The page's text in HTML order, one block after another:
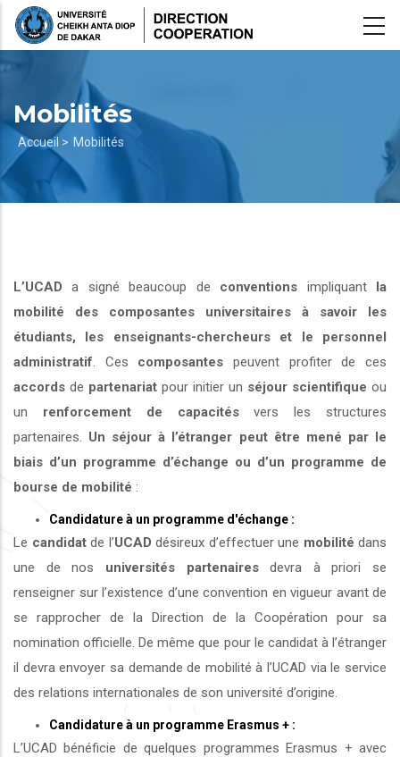
Aller
Mobilités
Fil
d'Ariane
Accueil > Mobilités
L’UCAD a signé beaucoup de conventions impliquant la
mobilité des composantes universitaires à savoir les
étudiants, les enseignants-chercheurs et le personnel
administratif . Ces composantes peuvent profiter de ces
accords de partenariat pour initier un séjour scientifique ou
un renforcement de capacitésvers les structures
partenaires. Un séjour à l’étranger peut être mené par le
biais d’un programme d’échange ou d’un programme de
bourse de mobilité :
Candidature à un programme d'échange :
Le candidatde l’UCAD désireux d’effectuer une mobilité dans
une de nos universités partenairesdevra à priori se
renseigner sur l’existence d’une convention en vigueur avant de
se rapprocher de la Direction de la Coopération pour sa
nomination officielle. De même que pour le candidat à l’étranger
il devra envoyer sa demande de mobilité à l’UCAD via le service
des relations internationales de son université d’origine.
Candidature à un programme Erasmus + :
L’UCAD bénéficie de quelques programmes Erasmus + avec